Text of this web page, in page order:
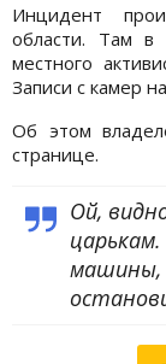
Инцидент
области. Там в
местного
Записи с камер
Об этом
странице.
Ой,
машины,